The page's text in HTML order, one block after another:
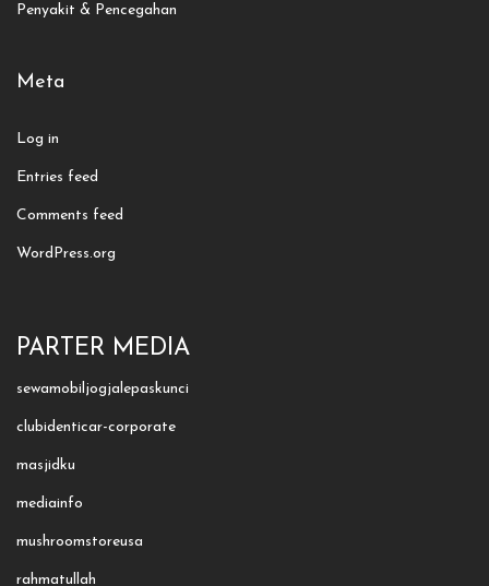
Penyakit & Pencegahan
Meta
Log in
Entries feed
Comments feed
WordPress.org
PARTER MEDIA
sewamobiljogjalepaskunci
clubidenticar-corporate
masjidku
mediainfo
mushroomstoreusa
rahmatullah